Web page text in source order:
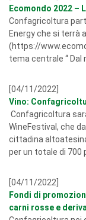
Ecomondo 2022 –
Confagricoltura
Energy che si terrà
(https://
tema centrale “ Dal
[04/11/2022]
Vino:
Confagricoltura
WineFestival, che
cittadina
per un totale di 700
[04/11/2022]
Fondi di
carni rosse e